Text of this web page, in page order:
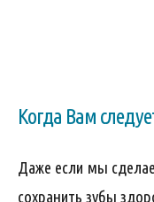
Когда Вам
Даже если мы
сохранить зубы